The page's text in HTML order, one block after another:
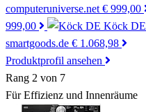
computeruniverse.net € 999,00
999,00
Köck DE
smartgoods.de € 1.068,98
Produktprofil ansehen
Rang 2 von 7
Für Effizienz und Innenräume